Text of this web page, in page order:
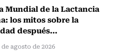
Mundial de la Lactancia
los mitos sobre la
después...
agosto de 2026